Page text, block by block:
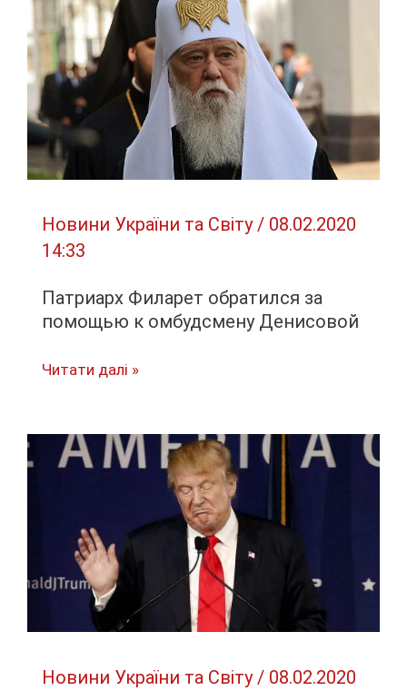
12
человек:
20
находятся
в
заложниках
Новини України та Світу/ 08.02.2020
14:33
Патриарх Филарет обратился за
помощью к омбудсмену Денисовой
Патриарх
помощью
Денисовой
Читати далі »
Новини України та Світу/ 08.02.2020